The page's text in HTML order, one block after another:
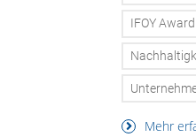
IFOY Award
Mehr